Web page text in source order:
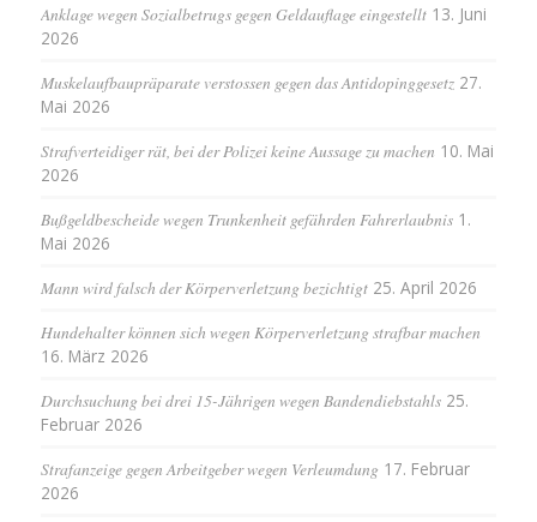
Anklage wegen Sozialbetrugs gegen Geldauflage eingestellt 13. Juni
2026
Muskelaufbaupräparate verstossen gegen das Antidopinggesetz 27.
Mai 2026
Strafverteidiger rät, bei der Polizei keine Aussage zu machen 10. Mai
2026
Bußgeldbescheide wegen Trunkenheit gefährden Fahrerlaubnis 1.
Mai 2026
Mann wird falsch der Körperverletzung bezichtigt 25. April 2026
Hundehalter können sich wegen Körperverletzung strafbar machen
16. März 2026
Durchsuchung bei drei 15-Jährigen wegen Bandendiebstahls 25.
Februar 2026
Strafanzeige gegen Arbeitgeber wegen Verleumdung 17. Februar
2026